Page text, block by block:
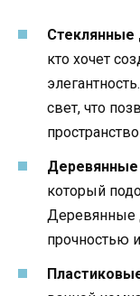
Стеклянные
кто хочет
свет, что
который
Деревянные
прочностью